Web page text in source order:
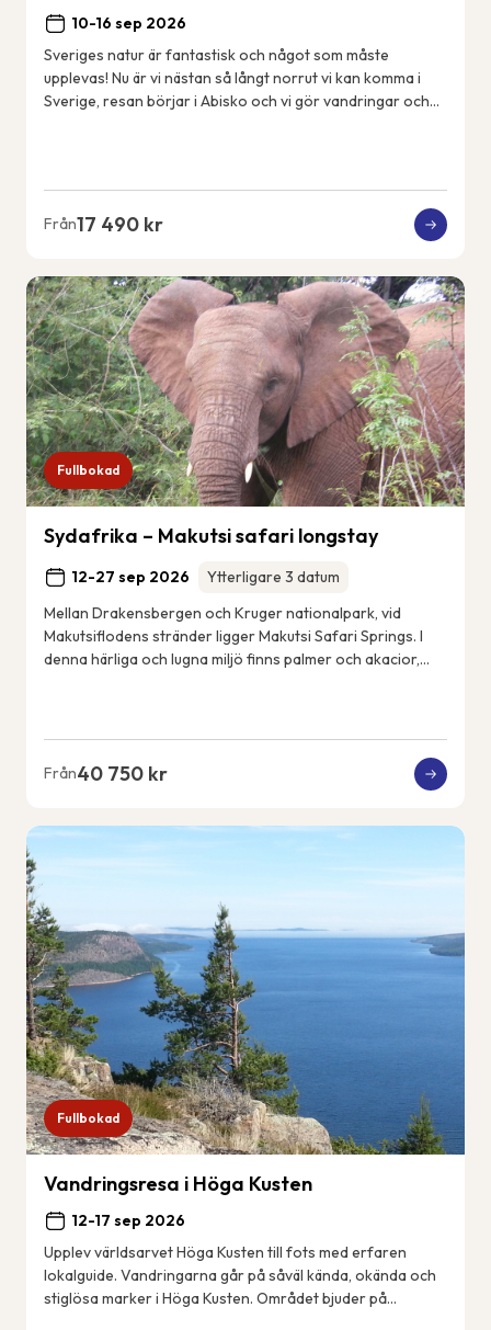
10-16 sep 2026
Sveriges natur är fantastisk och något som måste
upplevas! Nu är vi nästan så långt norrut vi kan komma i
Sverige, resan börjar i Abisko och vi gör vandringar och
Från17 490 kr
Fullbokad
Sydafrika – Makutsi safari longstay
12-27 sep 2026
Ytterligare 3 datum
Mellan Drakensbergen och Kruger nationalpark, vid
Makutsiflodens stränder ligger Makutsi Safari Springs. I
denna härliga och lugna miljö finns palmer och akacior,
Från40 750 kr
Fullbokad
Vandringsresa i Höga Kusten
12-17 sep 2026
Upplev världsarvet Höga Kusten till fots med erfaren
lokalguide. Vandringarna går på såväl kända, okända och
stiglösa marker i Höga Kusten. Området bjuder på